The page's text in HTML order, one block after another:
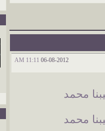
06-08-2012
11:11 AM
محمد
محمد